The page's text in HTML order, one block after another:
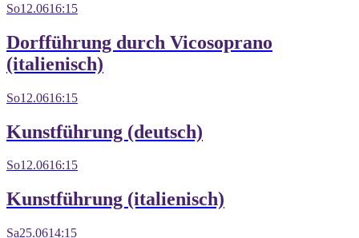
So12.0616:15
Dorfführung durch Vicosoprano
(italienisch)
So12.0616:15
Kunstführung (deutsch)
So12.0616:15
Kunstführung (italienisch)
Sa25.0614:15